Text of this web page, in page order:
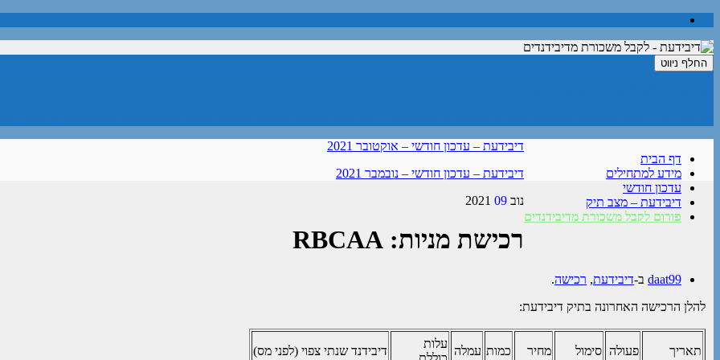
החלף ניווט
דף הבית
מידע למתחילים
עדכון חודשי
דיבידעת – מצב תיק
פורום לקבל משכורת מדיבידנדים
דיבידעת – עדכון חודשי – אוקטובר 2021
דיבידעת – עדכון חודשי – נובמבר 2021
נוב 09
2021
רכישת מניות: RBCAA
daat99 ב-דיבידעת, רכישה.
להלן הרכישה האחרונה בתיק דיבידעת:
תאריך פעולה סימול מחיר כמות עמלה
עלות
דיבידנד שנתי צפוי (לפני מס)